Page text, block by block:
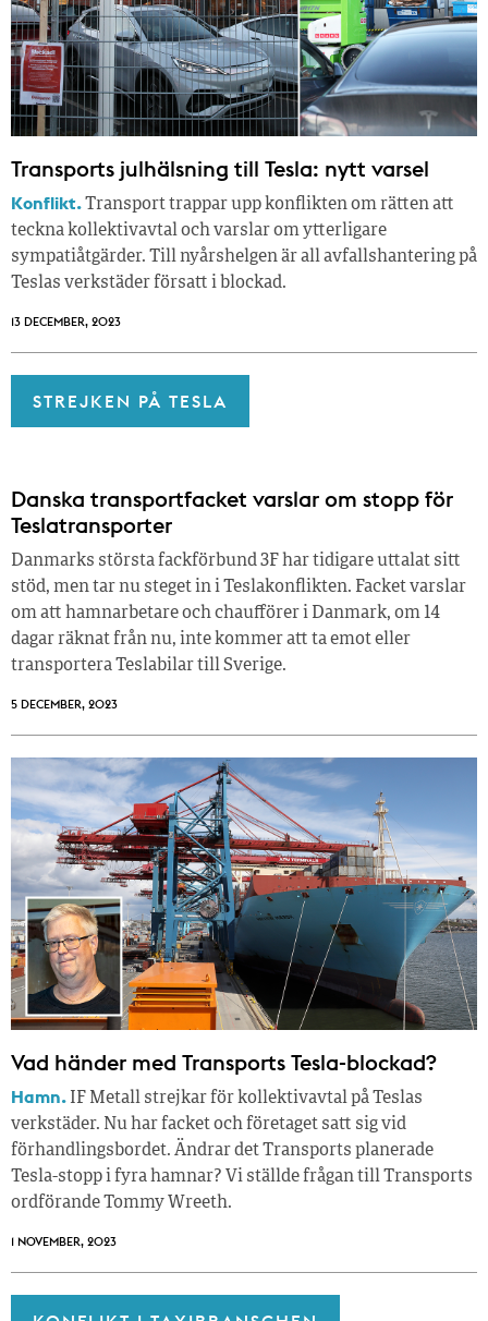
Transports julhälsning till Tesla: nytt varsel
Konflikt.Transport trappar upp konflikten om rätten att
teckna kollektivavtal och varslar om ytterligare
sympatiåtgärder. Till nyårshelgen är all avfallshantering på
Teslas verkstäder försatt i blockad.
13 DECEMBER, 2023
STREJKEN PÅ TESLA
Danska transportfacket varslar om stopp för
Teslatransporter
Danmarks största fackförbund 3F har tidigare uttalat sitt
stöd, men tar nu steget in i Teslakonflikten. Facket varslar
om att hamnarbetare och chaufförer i Danmark, om 14
dagar räknat från nu, inte kommer att ta emot eller
transportera Teslabilar till Sverige.
5 DECEMBER, 2023
Vad händer med Transports Tesla-blockad?
Hamn. IF Metall strejkar för kollektivavtal på Teslas
verkstäder. Nu har facket och företaget satt sig vid
förhandlingsbordet. Ändrar det Transports planerade
Tesla-stopp i fyra hamnar? Vi ställde frågan till Transports
ordförande Tommy Wreeth.
1 NOVEMBER, 2023